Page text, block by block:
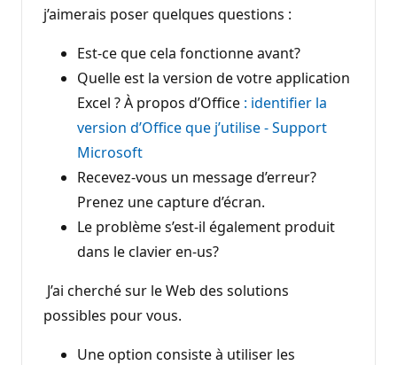
j’aimerais poser quelques questions :
Est-ce que cela fonctionne avant?
Quelle est la version de votre application
Excel ? À propos d’Office : identifier la
version d’Office que j’utilise - Support
Microsoft
Recevez-vous un message d’erreur?
Prenez une capture d’écran.
Le problème s’est-il également produit
dans le clavier en-us?
J’ai cherché sur le Web des solutions
possibles pour vous.
Une option consiste à utiliser les